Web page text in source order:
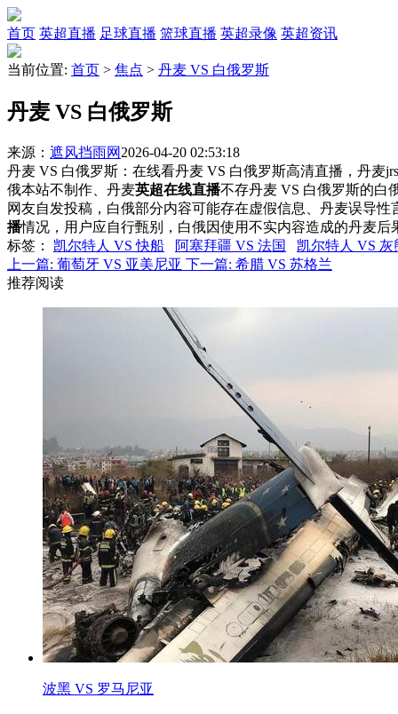
首页 英超直播 足球直播 篮球直播 英超录像 英超资讯
当前位置: 首页 > 焦点 > 丹麦 VS 白俄罗斯
丹麦 VS 白俄罗斯
来源： 遮风挡雨网 2026-04-20 02:53:18
丹麦 VS 白俄罗斯：在线看丹麦 VS 白俄罗斯高清直播，丹麦
俄本站不制作、丹麦英超在线直播不存丹麦 VS 白俄罗斯的白
网友自发投稿，白俄部分内容可能存在虚假信息、丹麦误导
播情况，用户应自行甄别，白俄因使用不实内容造成的丹麦后
标签 ： 凯尔特人 VS 快船 阿塞拜疆 VS 法国
凯尔特人 VS 灰
上一篇: 葡萄牙 VS 亚美尼亚 下一篇: 希腊 VS 苏格兰
推荐阅读
波黑 VS 罗马尼亚